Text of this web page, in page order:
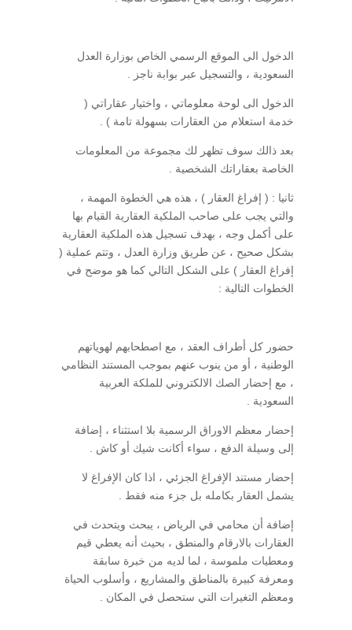
الدخول الى الموقع الرسمي الخاص بوزارة العدل
السعودية ، والتسجيل عبر بوابة ناجز .
الدخول الى لوحة معلوماتي ، واختيار عقاراتي (
خدمة استعلام من العقارات بسهولة تامة ) .
بعد ذالك سوف تظهر لك مجموعة من المعلومات
الخاصة بعقاراتك الشخصية .
ثانيا : ( إفراغ العقار ) ، هذه هي الخطوة المهمة ،
والتي يجب على صاحب الملكية العقارية القيام بها
على أكمل وجه ، بهدف تسجيل هذه الملكية العقارية
بشكل صحيح ، عن طريق وزارة العدل ، وتتم عملية (
إفراغ العقار ) على الشكل التالي كما هو موضح في
الخطوات التالية :
حضور كل أطراف العقد ، مع اصطحابهم لهوياتهم
الوطنية ، أو من ينوب عنهم بموجب المستند النظامي
، مع إحضار الصك الالكتروني للملكة العربية
السعودية .
إحضار معظم الاوراق الرسمية بلا استثناء ، إضافة
إلى وسيلة الدفع ، سواء أكانت شيك أو كاش .
إحضار مستند الإفراغ الجزئي ، اذا كان الإفراغ لا
يشمل العقار بكامله بل جزء منه فقط .
إضافة أن محامي في الرياض ، يبحث ويتحدث في
العقارات بالارقام والمنطق ، بحيث أنه يعطي قيم
ومعطيات ملموسة ، لما لديه من خبرة سابقة
ومعرفة كبيرة بالمناطق والمشاريع ، وأسلوب الحياة
ومعظم التغيرات التي ستحصل في المكان .